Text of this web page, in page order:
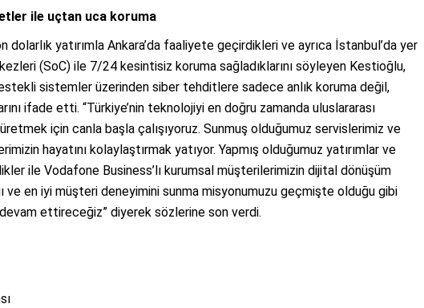
ile uçtan uca koruma
yatırımla Ankara’da faaliyete geçirdikleri ve ayrıca İstanbul’da yer
(SoC) ile 7/24 kesintisiz koruma sağladıklarını söyleyen Kestioğlu,
sistemler üzerinden siber tehditlere sadece anlık koruma değil,
ifade etti. “Türkiye’nin teknolojiyi en doğru zamanda uluslararası
için canla başla çalışıyoruz. Sunmuş olduğumuz servislerimiz ve
hayatını kolaylaştırmak yatıyor. Yapmış olduğumuz yatırımlar ve
ile Vodafone Business’lı kurumsal müşterilerimizin dijital dönüşüm
ve en iyi müşteri deneyimini sunma misyonumuzu geçmişte olduğu gibi
ettireceğiz” diyerek sözlerine son verdi.